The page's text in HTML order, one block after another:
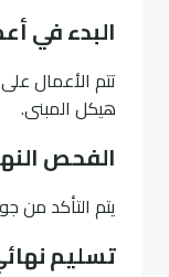
البدء في
تتم الأعمال
هيكل المبنى.
الفحص
يتم التأكد من
تسليم